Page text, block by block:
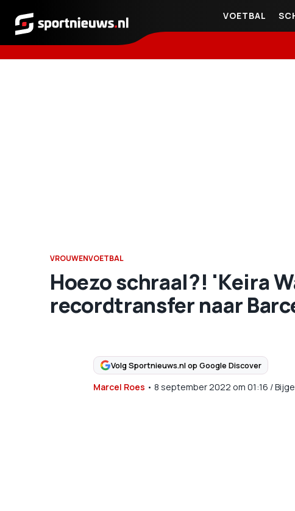
Sportnieuws.nl
VOETBAL
VROUWENVOETBAL
Hoezo schraal?! 'Keira
recordtransfer naar
Volg Sportnieuws.nl op Google Discover
Marcel Roes • 8 september 2022 om 01:16 /